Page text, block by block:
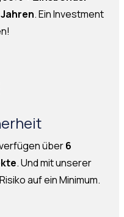
Jahren. Ein Investment
über6
. Und mit unserer
auf ein Minimum.